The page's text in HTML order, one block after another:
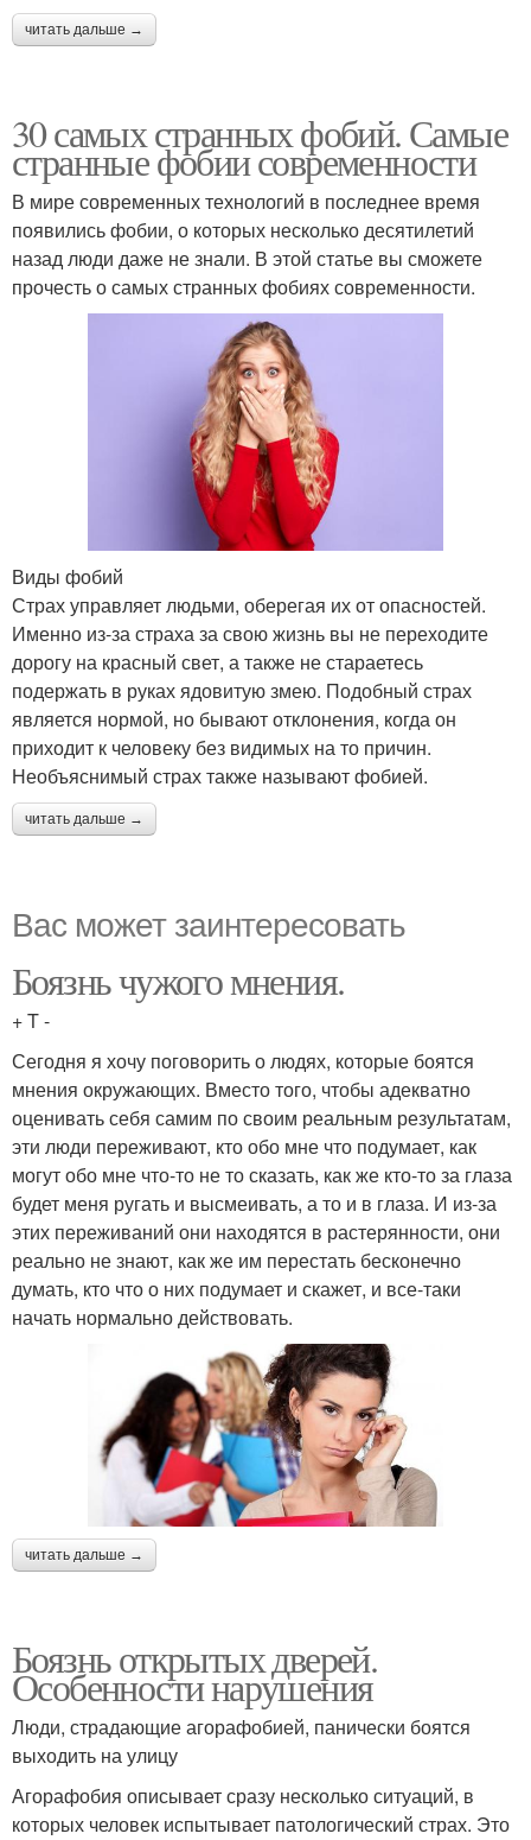
читать дальше →
30 самых странных фобий. Самые
странные фобии современности
В мире современных технологий в последнее время
появились фобии, о которых несколько десятилетий
назад люди даже не знали. В этой статье вы сможете
прочесть о самых странных фобиях современности.
Виды фобий
Страх управляет людьми, оберегая их от опасностей.
Именно из-за страха за свою жизнь вы не переходите
дорогу на красный свет, а также не стараетесь
подержать в руках ядовитую змею. Подобный страх
является нормой, но бывают отклонения, когда он
приходит к человеку без видимых на то причин.
Необъяснимый страх также называют фобией.
читать дальше →
Вас может заинтересовать
Боязнь чужого мнения.
+ T -
Сегодня я хочу поговорить о людях, которые боятся
мнения окружающих. Вместо того, чтобы адекватно
оценивать себя самим по своим реальным результатам,
эти люди переживают, кто обо мне что подумает, как
могут обо мне что-то не то сказать, как же кто-то за глаза
будет меня ругать и высмеивать, а то и в глаза. И из-за
этих переживаний они находятся в растерянности, они
реально не знают, как же им перестать бесконечно
думать, кто что о них подумает и скажет, и все-таки
начать нормально действовать.
читать дальше →
Боязнь открытых дверей.
Особенности нарушения
Люди, страдающие агорафобией, панически боятся
выходить на улицу
Агорафобия описывает сразу несколько ситуаций, в
которых человек испытывает патологический страх. Это